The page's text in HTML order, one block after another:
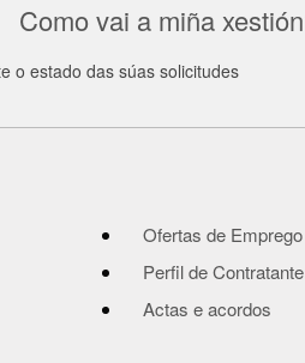
Como vai a miña
o estado das súas solicitudes
Ofertas de Emprego
Perfil de Contratante
Actas e acordos